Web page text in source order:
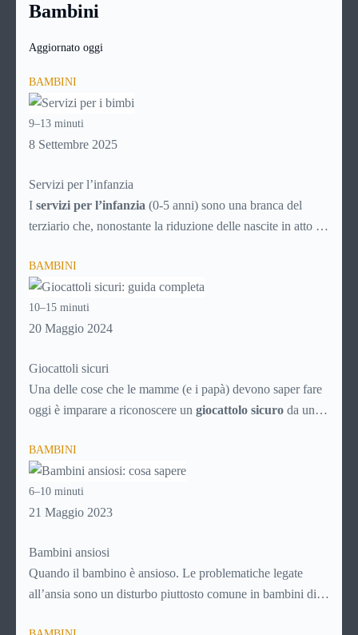
Bambini
Aggiornato oggi
BAMBINI
9–13 minuti
8 Settembre 2025
Servizi per l’infanzia
I servizi per l’infanzia (0-5 anni) sono una branca del
terziario che, nonostante la riduzione delle nascite in atto da
articolo specifico ricco di consigli utili per la scelta
intelligente dei servizi che possono rendere la vità più facile
ai genitori dei bimbi da 0 a 5 anni, aiutando i neonati nella
crescita e nello sviluppo.
BAMBINI
10–15 minuti
20 Maggio 2024
Giocattoli sicuri
Una delle cose che le mamme (e i papà) devono saper fare
oggi è imparare a riconoscere un giocattolo sicuro da uno
basso costo provenienti dalla Cina, che spesso sono vere e
proprie trappole per i nostri figli.
BAMBINI
6–10 minuti
21 Maggio 2023
Bambini ansiosi
Quando il bambino è ansioso. Le problematiche legate
all’ansia sono un disturbo piuttosto comune in bambini di